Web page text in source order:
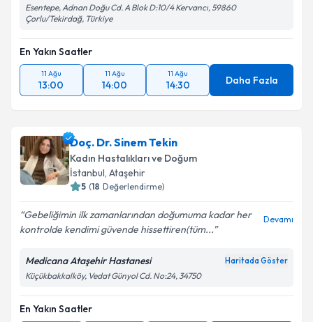
Esentepe, Adnan Doğu Cd. A Blok D:10/4 Kervancı, 59860
Çorlu/Tekirdağ, Türkiye
En Yakın Saatler
11 Ağu
13:00
11 Ağu
14:00
11 Ağu
14:30 Daha Fazla
Doç. Dr. Sinem Tekin
Kadın Hastalıkları ve Doğum
İstanbul, Ataşehir
5 (18 Değerlendirme)
Gebeliğimin ilk zamanlarından doğumuma kadar her
kontrolde kendimi güvende hissettiren(tüm...
Devamı
Medicana Ataşehir Hastanesi Haritada Göster
Küçükbakkalköy, Vedat Günyol Cd. No:24, 34750
En Yakın Saatler